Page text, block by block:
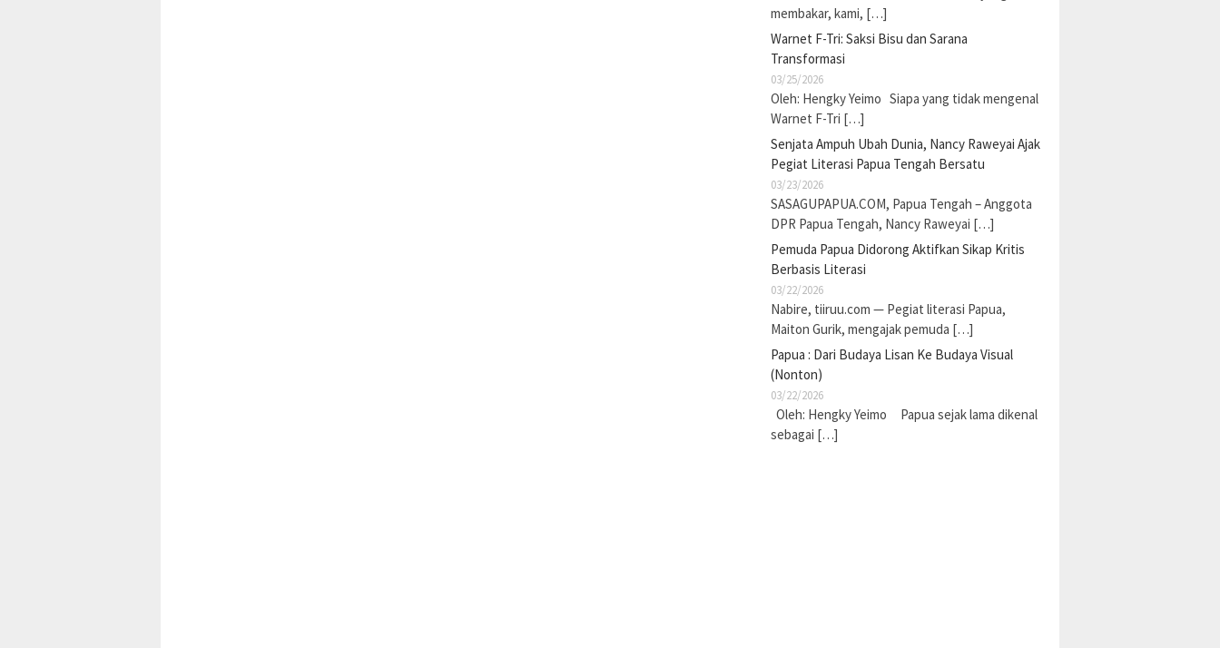
membakar, kami, […]
Warnet F-Tri: Saksi Bisu dan Sarana
Transformasi
03/25/2026
Oleh: Hengky Yeimo Siapa yang tidak mengenal
Warnet F-Tri […]
Senjata Ampuh Ubah Dunia, Nancy Raweyai Ajak
Pegiat Literasi Papua Tengah Bersatu
03/23/2026
SASAGUPAPUA.COM, Papua Tengah – Anggota
DPR Papua Tengah, Nancy Raweyai […]
Pemuda Papua Didorong Aktifkan Sikap Kritis
Berbasis Literasi
03/22/2026
Nabire, tiiruu.com — Pegiat literasi Papua,
Maiton Gurik, mengajak pemuda […]
Papua : Dari Budaya Lisan Ke Budaya Visual
(Nonton)
03/22/2026
Oleh: Hengky Yeimo Papua sejak lama dikenal
sebagai […]